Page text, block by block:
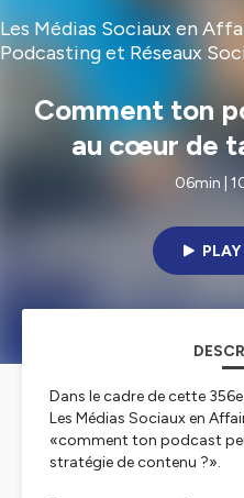
Les Médias Sociaux en
Podcasting et Réseaux
Comment ton
au cœur de
06min |
PLAY
Dans le cadre de cette
Les Médias Sociaux en
«comment ton podcast
stratégie de contenu ?».